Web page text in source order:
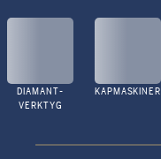
DIAMANT-
VERKTYG
KAPMASKINER